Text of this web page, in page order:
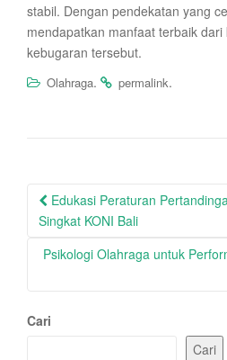
stabil. Dengan pendekatan yang
mendapatkan manfaat terbaik
kebugaran tersebut.
Olahraga. permalink.
Post
navigation
Edukasi Peraturan
Singkat KONI Bali
Psikologi Olahraga untuk
Cari
Cari